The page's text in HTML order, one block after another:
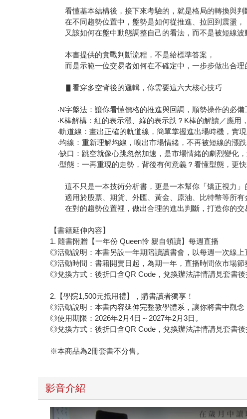
看懂基本結構後，接下來考驗的，就是格局的轉換與判
在不同趨勢位置中，盤勢是如何從推進、拉回到震盪，
又該如何在盤中動態調整自己的看法，而不是被短線
本書提供的實戰判斷流程，不是給標準答案，
而是示範一位交易者如何在不確定中，一步步做出合理
▋看穿多空背後的邏輯，你需要這六大核心技巧
‧N字盤法：讓你看懂價格的推進與回調，順勢操作的必備
‧K棒解構：紅的表示漲、綠的表示跌？K棒的解讀／應用
‧軌道線：畫出正確的軌道線，簡單掌握進出場時機，實現
‧均線：重新理解均線，嗅出市場情緒，不再被短線的漲跌
‧缺口：跳空就像心跳忽然加速，是市場情緒的劇烈變化
‧型態：一再重現的走勢，背後有何意義？看懂型態，更快
這不只是一本技術分析書，更是一本幫你「矯正視力」
適用於股票、期貨、外匯、黃金、原油、比特幣等所有
在對的趨勢位置裡，做出合理的進出判斷，打造你的交
【書籍延伸內容】
1. 隨書附贈【一年份 Queen怜 親自領讀】每週直播
◎活動說明：本書另設一年期陪讀讀書會，以每週一次線上
◎活動時間：書籍開賣日起，為期一年，直播時間依市場節
◎兌換方式：後折口含QR Code，兌換辦法詳情請見套書後
2.【學院1,500元抵用禮】，購書讀者獨享！
◎活動說明：本書內容延伸完整教學體系，讓你將書中觀念
◎使用期限：2026年2月4日～2027年2月3日。
◎兌換方式：後折口含QR Code，兌換辦法詳情請見套書後
※本商品為2冊套書不分售。
影音介紹